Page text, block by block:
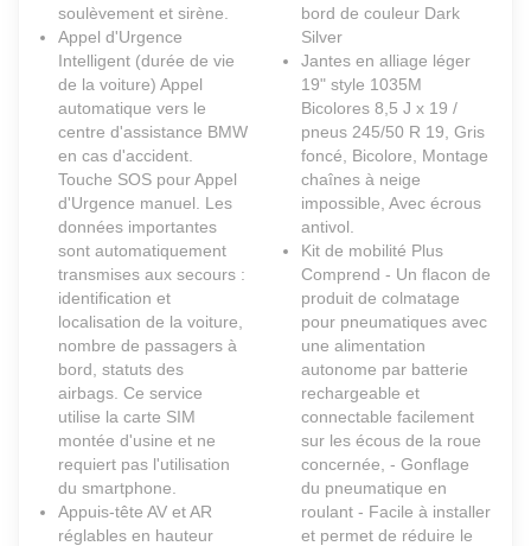
soulèvement et sirène.
Appel d'Urgence
Intelligent (durée de vie
de la voiture) Appel
automatique vers le
centre d'assistance BMW
en cas d'accident.
Touche SOS pour Appel
d'Urgence manuel. Les
données importantes
sont automatiquement
transmises aux secours :
identification et
localisation de la voiture,
nombre de passagers à
bord, statuts des
airbags. Ce service
utilise la carte SIM
montée d'usine et ne
requiert pas l'utilisation
du smartphone.
Appuis-tête AV et AR
réglables en hauteur
bord de couleur Dark
Silver
Jantes en alliage léger
19" style 1035M
Bicolores 8,5 J x 19 /
pneus 245/50 R 19, Gris
foncé, Bicolore, Montage
chaînes à neige
impossible, Avec écrous
antivol.
Kit de mobilité Plus
Comprend - Un flacon de
produit de colmatage
pour pneumatiques avec
une alimentation
autonome par batterie
rechargeable et
connectable facilement
sur les écous de la roue
concernée, - Gonflage
du pneumatique en
roulant - Facile à installer
et permet de réduire le